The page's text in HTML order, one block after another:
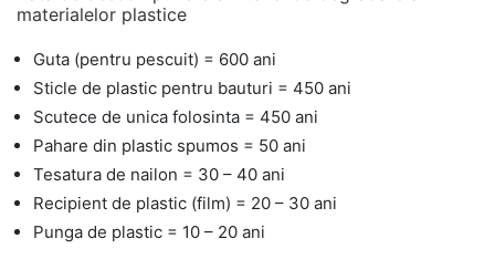
materialelor plastice
Guta (pentru pescuit) = 600 ani
Sticle de plastic pentru bauturi = 450 ani
Scutece de unica folosinta = 450 ani
Pahare din plastic spumos = 50 ani
Tesatura de nailon = 30 – 40 ani
Recipient de plastic (film) = 20 – 30 ani
Punga de plastic = 10 – 20 ani